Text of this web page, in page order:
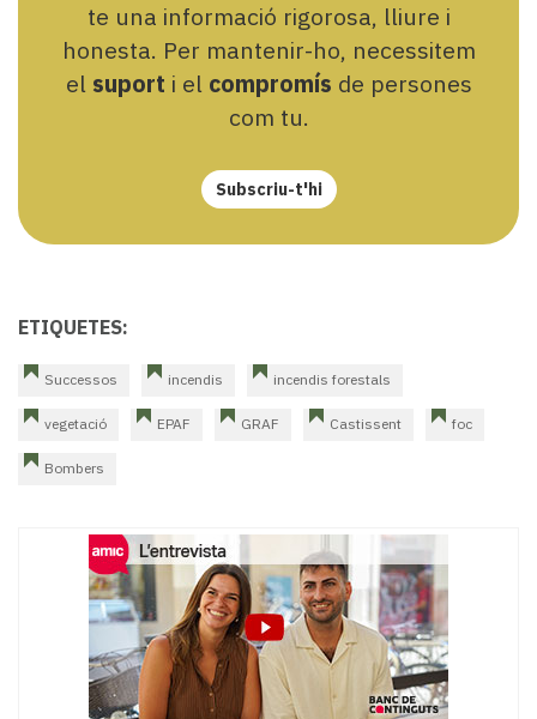
te una informació rigorosa, lliure i
honesta. Per mantenir-ho, necessitem
el suport i el compromís de persones
com tu.
Subscriu-t'hi
ETIQUETES:
Successos incendis incendis forestals
vegetació EPAF GRAF Castissent foc
Bombers